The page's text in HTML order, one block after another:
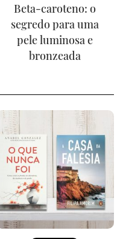
Beta-caroteno: o
segredo para uma
pele luminosa e
bronzeada